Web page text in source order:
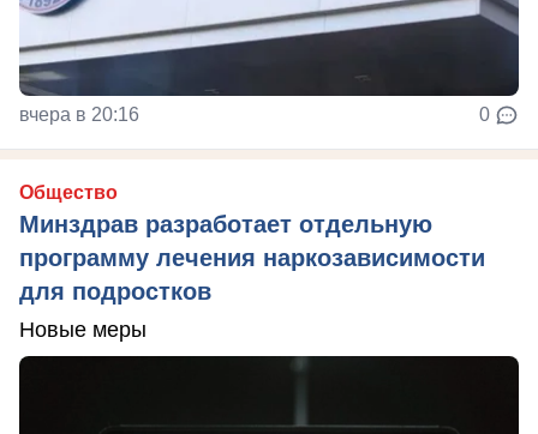
вчера в 20:16 0
Общество
Минздрав разработает отдельную
программу лечения наркозависимости
для подростков
Новые меры